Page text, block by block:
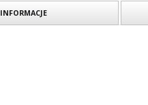
INFORMACJE